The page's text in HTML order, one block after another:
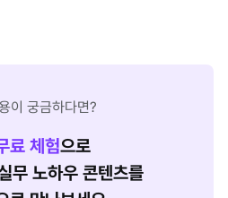
이 궁금하다면?
료 체험으로
노하우 콘텐츠를